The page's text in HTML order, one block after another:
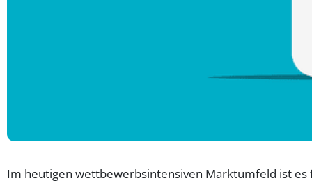
Im heutigen wettbewerbsintensiven Marktumfeld ist